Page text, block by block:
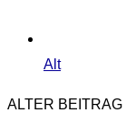
Alt
ALTER BEITRAG